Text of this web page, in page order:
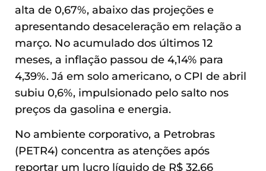
alta de 0,67%, abaixo das projeções e
apresentando desaceleração em relação a
março. No acumulado dos últimos 12
meses, a inflação passou de 4,14% para
4,39%. Já em solo americano, o CPI de abril
subiu 0,6%, impulsionado pelo salto nos
preços da gasolina e energia.
No ambiente corporativo, a Petrobras
(PETR4) concentra as atenções após
reportar um lucro líquido de R$ 32,66